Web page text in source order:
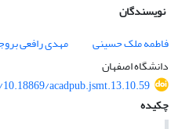
نویسندگان
فاطمه ملک حسینی
مهدی رافعی
دانشگاه اصفهان
acadpub.jsmt.13.10.59
چکیده